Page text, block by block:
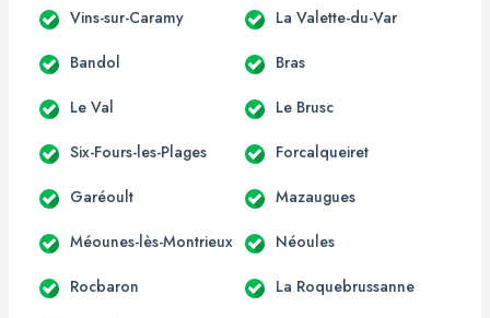
Vins-sur-Caramy La Valette-du-Var
Bandol Bras
Le Val Le Brusc
Six-Fours-les-Plages Forcalqueiret
Garéoult Mazaugues
Méounes-lès-Montrieux Néoules
Rocbaron La Roquebrussanne